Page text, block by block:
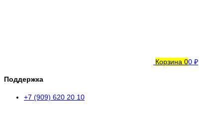
Корзина 00 ₽
Поддержка
+7 (909) 620 20 10